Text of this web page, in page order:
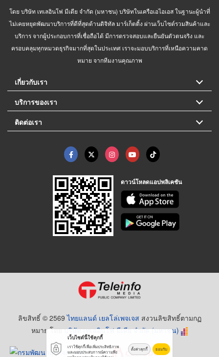
โดย บริษัท เทเลอินโฟ มีเดีย จำกัด (มหาชน) บริษัทในเครือเอไอเอส ในฐานะผู้นำที่
ไม่เคยหยุดพัฒนาบริการที่ดีที่สุดด้านดิจิทัล มาร์เก็ตติ้ง ผ่านเว็บไซต์รวมสินค้าและ
บริการ จากผู้ประกอบการที่เชื่อถือได้ มีการตรวจสอบและยืนยันตัวตนจริง และ
ครอบคลุมทุกหมวดธุรกิจมากที่สุดในประเทศ เราจะมอบบริการที่เหนือความคาด
หมาย จากทีมงานคุณภาพ
เกี่ยวกับเรา
บริการของเรา
ติดต่อเรา
ดาวน์โหลดแอปพลิเคชัน
ลิขสิทธิ์ © 2569ไทยแลนด์ เยลโล่เพจเจส สงวนลิขสิทธิ์ตามกฏ
หมาย โดยบริษัท เทเลอินโฟ มีเดีย จำกัด (มหาชน)
เว็บไซต์นี้ใช้คุกกี้
เราใช้คุกกี้เพื่อเพิ่มประสิทธิภาพ
และมอบประสบการณ์ความพึง
ตั้งค่าคุกกี้ ยอมรับ